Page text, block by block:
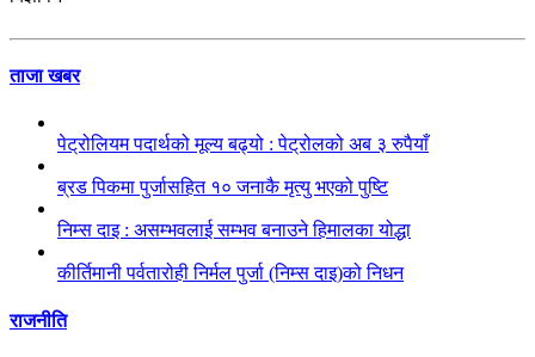
ताजा खबर
पेट्रोलियम पदार्थको मूल्य बढ्यो : पेट्रोलको अब ३ रुपैयाँ
ब्रड पिकमा पुर्जासहित १० जनाकै मृत्यु भएको पुष्टि
निम्स दाइ : असम्भवलाई सम्भव बनाउने हिमालका योद्धा
कीर्तिमानी पर्वतारोही निर्मल पुर्जा (निम्स दाइ)को निधन
राजनीति